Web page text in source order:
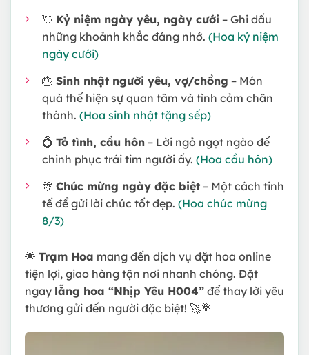
💘 Kỷ niệm ngày yêu, ngày cưới – Ghi dấu
những khoảnh khắc đáng nhớ. (Hoa kỷ niệm
ngày cưới)
🎂 Sinh nhật người yêu, vợ/chồng – Món
quà thể hiện sự quan tâm và tình cảm chân
thành. (Hoa sinh nhật tặng sếp)
💍 Tỏ tình, cầu hôn – Lời ngỏ ngọt ngào để
chinh phục trái tim người ấy. (Hoa cầu hôn)
🎊 Chúc mừng ngày đặc biệt – Một cách tinh
tế để gửi lời chúc tốt đẹp. (Hoa chúc mừng
8/3)
🌟 Trạm Hoa mang đến dịch vụ đặt hoa online
tiện lợi, giao hàng tận nơi nhanh chóng. Đặt
ngay lẵng hoa “Nhịp Yêu H004” để thay lời yêu
thương gửi đến người đặc biệt! 🚀💐